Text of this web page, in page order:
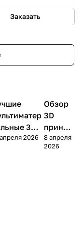
Заказать
3D принтеры
3D
на
2026
3D
Обзор
3D
принте
ра
FlashF
8 апреля
2026